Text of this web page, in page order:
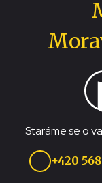
Staráme se o
+420